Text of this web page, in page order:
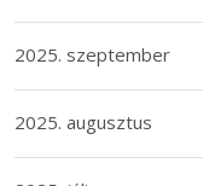
2025. szeptember
2025. augusztus